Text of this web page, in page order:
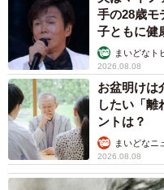
手の28歳モ
子ともに健
まいどなト
2026.08.08
お盆明け
したい「離
ントは？
まいどなニ
2026.08.08